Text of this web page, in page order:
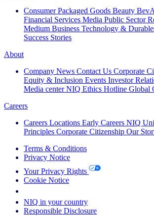
Consumer Packaged Goods Beauty
Financial Services Media Public Sector
Medium Business Technology &
Success Stories
About
Company News Contact Us Corporate
Equity & Inclusion Events Investor
Media center NIQ Ethics Hotline Global
Careers
Careers Locations Early Careers NIQ
Principles Corporate Citizenship Our
Terms & Conditions
Privacy Notice
Your Privacy Rights
Cookie Notice
NIQ in your country
Responsible Disclosure